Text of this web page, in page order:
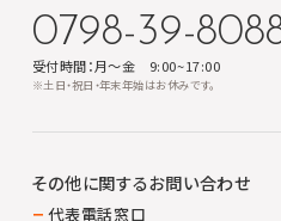
0798-39-
受付時間：月～金 9:00~17:00
※土日・祝日・年末年始はお休みです。
その他に関するお問い合わせ
代表電話窓口